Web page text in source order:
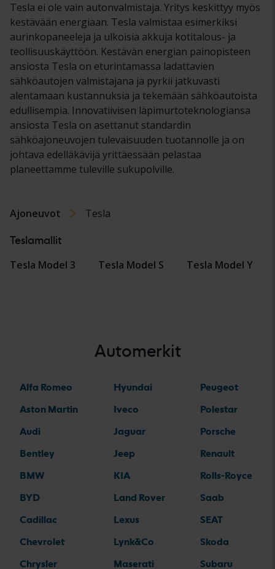
Tesla ei ole vain autonvalmistaja. Yritys keskittyy myös
kestävään energiaan. Tesla valmistaa esimerkiksi
aurinkopaneeleja ja ulkoisia akkuja kotitalous- ja
teollisuuskäyttöön. Kestävän energian painopisteen
ansiosta Tesla on eturintamassa ladattavien
sähköautojen valmistajana ja pyrkii jatkuvasti
alentamaan kustannuksia ja tekemään sähköautoista
edullisempia. Innovatiivisen läpimurtoteknologiansa
ansiosta Tesla on asettanut standardin
sähköajoneuvojen tulevaisuuden tuotannolle ja on
johtava edelläkävijä yrittäessään pelastaa
planeettamme tuleville sukupolville.
Ajoneuvot Tesla
Teslamallit
Tesla Model 3 Tesla Model S Tesla Model Y
Automerkit
Alfa Romeo
Aston Martin
Audi
Bentley
BMW
BYD
Cadillac
Chevrolet
Chrysler
Hyundai
Iveco
Jaguar
Jeep
KIA
Land Rover
Lexus
Lynk&Co
Maserati
Peugeot
Polestar
Porsche
Renault
Rolls-Royce
Saab
SEAT
Skoda
Subaru